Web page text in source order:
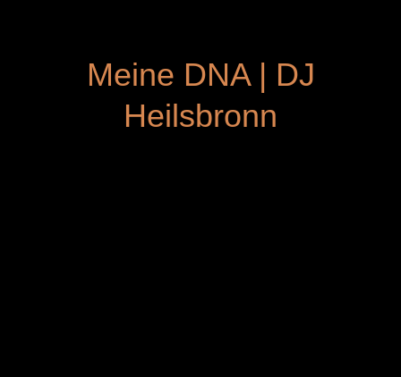
Meine DNA | DJ
Heilsbronn